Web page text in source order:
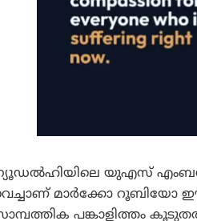
യുഎസ് എംബസി
മാർക്കോ റൂബിയോ ഈ
പങ്കാളിത്തം